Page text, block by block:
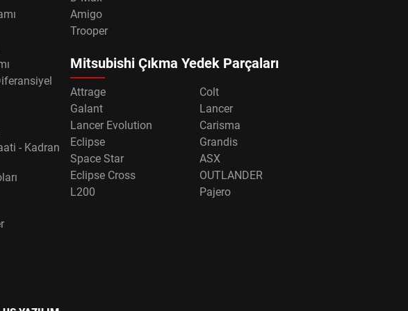
- Kadran
Amigo
Trooper
Mitsubishi Çıkma Yedek Parçaları
Attrage
Colt
Galant
Lancer
Lancer Evolution
Carisma
Eclipse
Grandis
Space Star
ASX
Eclipse Cross
OUTLANDER
L200
Pajero